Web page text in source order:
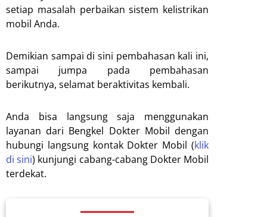
setiap masalah perbaikan sistem kelistrikan
mobil Anda.
Demikian sampai di sini pembahasan kali ini,
sampai jumpa pada pembahasan
berikutnya, selamat beraktivitas kembali.
Anda bisa langsung saja menggunakan
layanan dari Bengkel Dokter Mobil dengan
hubungi langsung kontak Dokter Mobil (klik
di sini) kunjungi cabang-cabang Dokter Mobil
terdekat.